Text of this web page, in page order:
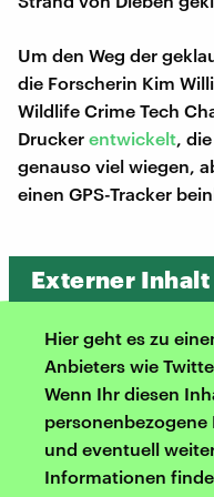
Um den Weg der
die Forscherin Kim
Wildlife Crime Tech
Drucker entwickelt ,
genauso viel wiegen,
einen GPS-Tracker
Externer Inhalt
Hier geht es zu
Anbieters wie
Wenn Ihr diesen
personenbezogene
und eventuell
Informationen